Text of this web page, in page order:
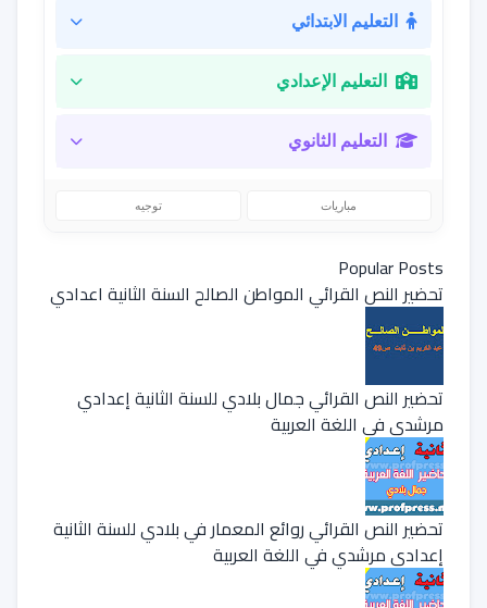
التعليم الابتدائي
التعليم الإعدادي
التعليم الثانوي
مباريات توجيه
Popular Posts
تحضير النص القرائي المواطن الصالح السنة الثانية اعدادي
تحضير النص القرائي جمال بلادي للسنة الثانية إعدادي
مرشدي في اللغة العربية
تحضير النص القرائي روائع المعمار في بلادي للسنة الثانية
إعدادي مرشدي في اللغة العربية